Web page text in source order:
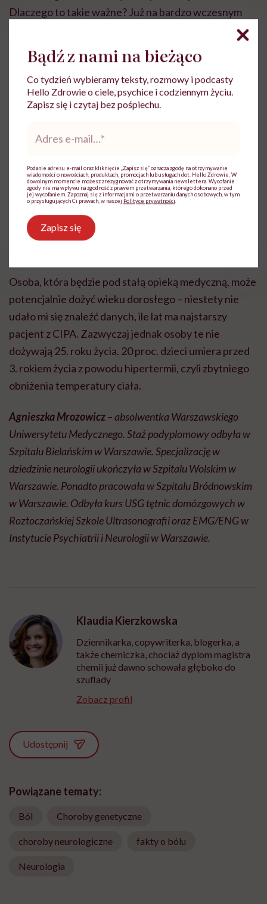
Dlaczego to takie ważne? Już na bardzo wczesnym
etapie trzeba leczyć powikłania, jakie niesie za sobą
choroba, tak, by nie dopuścić do rozwinięcia się sepsy.
Nieleczona choroba, bagatelizowanie niepokojących
objawów może doprowadzić nawet do śmierci. Chory
powinien unikać ciepłych i zimnych klimatów,
morsowania, skakania i uprawiania spotów
zachować dużą czujność, należy przestrzegać wielu
zasad. Przed ogromnym wyzwaniem stają rodzice,
których dziecko zmaga się z omawianą chorobą. To
nieustanna kontrola i dbanie o bezpieczeństwo.
Osoba, która będzie pod stałą opieką medyczną, może
potencjalnie dożyć wieku dorosłego – niestety nie
udało mi się znaleźć danych, ile lat ma najstarszy
pacjent z CIPA. Zazwyczaj jednak osoby te nie
dożywają 25. roku życia. 20 proc. dzieci umiera przed
3. rokiem życia z powodu hipertermii, czyli zbytniego
obniżenia temperatury ciała.
Agnieszka Mrozowicz– absolwentka Warszawskiego
Uniwersytetu Medycznego. Staż podyplomowy odbyła w
Szpitalu Bielańskim w Warszawie. Specjalizację w
dziedzinie neurologii ukończyła w Szpitalu Wolskim w
Warszawie. Ponadto pracowała w Szpitalu Bródnowskim
w Warszawie. Odbyła kurs USG tętnic domózgowych w
Roztoczańskiej Szkole Ultrasonografii oraz EMG/ENG w
Instytucie Psychiatrii i Neurologii w Warszawie.
Klaudia Kierzkowska
Dziennikarka, copywriterka, blogerka, a
także chemiczka, chociaż dyplom magistra
chemii już dawno schowała głęboko do
szuflady
Zobacz profil
Udostępnij
Powiązane tematy:
Ból Choroby genetyczne
choroby neurologiczne fakty o bólu
Neurologia
Bądź z nami na bieżąco
Co tydzień wybieramy teksty, rozmowy i podcasty
Hello Zdrowie o ciele, psychice i codziennym życiu.
Zapisz się i czytaj bez pośpiechu.
mail*
Podanie adresu e-mail oraz kliknięcie „Zapisz się” oznacza zgodę na otrzymywanie
wiadomości o nowościach, produktach, promocjach lub usługach dot. Hello Zdrowie. W
dowolnym momencie możesz zrezygnować z otrzymywania newslettera. Wycofanie
zgody nie ma wpływu na zgodność z prawem przetwarzania, którego dokonano przed
jej wycofaniem. Zapoznaj się z informacjami o przetwarzaniu danych osobowych, w tym
o przysługujących Ci prawach, w naszej Polityce prywatności
Zapisz się